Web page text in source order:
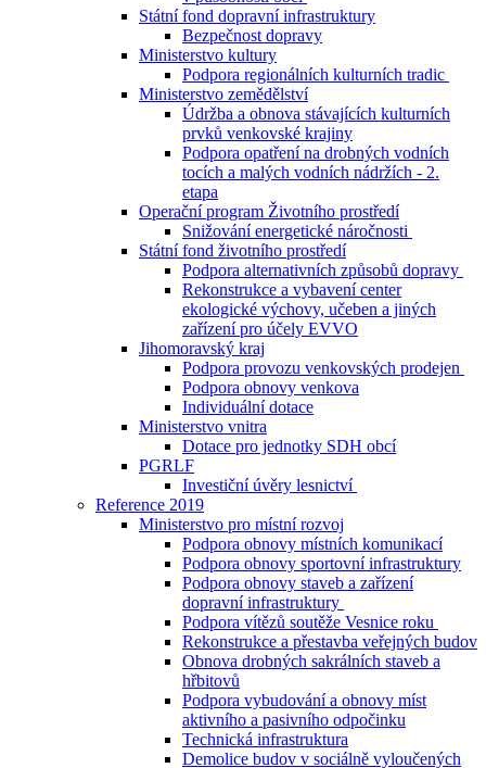
Státní fond dopravní infrastruktury
Bezpečnost dopravy
Ministerstvo kultury
Podpora regionálních kulturních tradic
Ministerstvo zemědělství
Údržba a obnova stávajících kulturních
prvků venkovské krajiny
Podpora opatření na drobných vodních
tocích a malých vodních nádržích - 2.
etapa
Operační program Životního prostředí
Snižování energetické náročnosti
Státní fond životního prostředí
Podpora alternativních způsobů dopravy
Rekonstrukce a vybavení center
ekologické výchovy, učeben a jiných
zařízení pro účely EVVO
Jihomoravský kraj
Podpora provozu venkovských prodejen
Podpora obnovy venkova
Individuální dotace
Ministerstvo vnitra
Dotace pro jednotky SDH obcí
PGRLF
Investiční úvěry lesnictví
Reference 2019
Ministerstvo pro místní rozvoj
Podpora obnovy místních komunikací
Podpora obnovy sportovní infrastruktury
Podpora obnovy staveb a zařízení
dopravní infrastruktury
Podpora vítězů soutěže Vesnice roku
Rekonstrukce a přestavba veřejných budov
Obnova drobných sakrálních staveb a
hřbitovů
Podpora vybudování a obnovy míst
aktivního a pasivního odpočinku
Technická infrastruktura
Demolice budov v sociálně vyloučených